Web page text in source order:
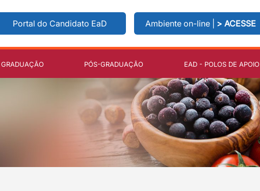
Portal do Candidato EaD Ambiente on-line | > ACESSE
GRADUAÇÃO PÓS-GRADUAÇÃO EAD - POLOS DE APOIO